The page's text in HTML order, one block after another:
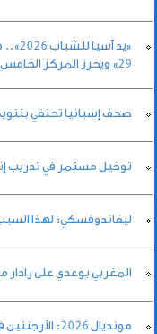
29» ويحرز المركز الخامس
صحف إسبانيا تحتفي
توخيل مستمر في تدريب
ليفاندوفسكي: لهذا
المغربي بوعدي على
مونديال 2026: الأرجنتين في مواجهة صعبة أمام إنجلترا لبلوغ النهائي